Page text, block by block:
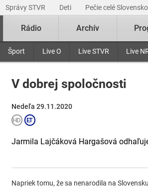
Správy STVR Deti Pečie celé Slovensko
Šport Live O Live STVR Live
Rádio Archív
V dobrej spoločnosti
Nedeľa 29.11.2020
Jarmila Lajčáková Hargašová
Napriek tomu, že sa nenarodila na